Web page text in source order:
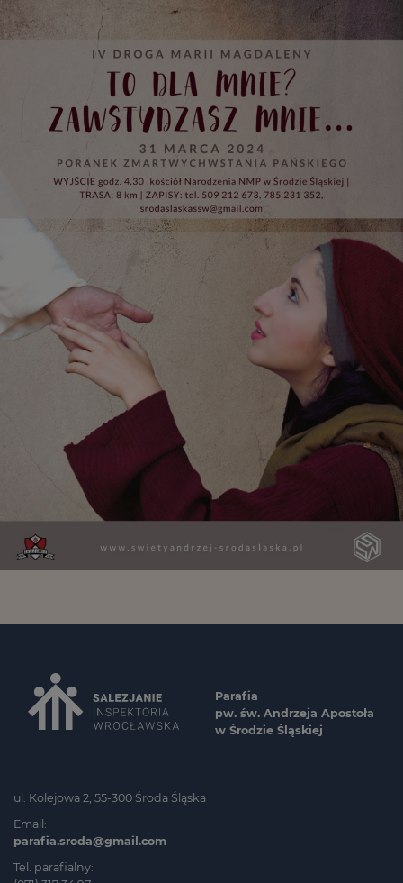
Parafia
pw. św. Andrzeja Apostoła
w Środzie Śląskiej
ul. Kolejowa 2, 55-300 Środa Śląska
Email:
parafia.sroda@gmail.com
Tel. parafialny: